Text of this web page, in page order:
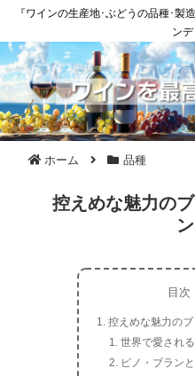
『ワインの生産地･ぶどうの品種･製
ン
ホーム 品種
控えめな魅力の
目次
控えめな魅力の
世界で愛され
ピノ・ブラン